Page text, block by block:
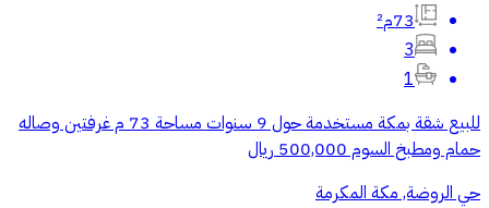
73م²
3
1
للبيع شقة بمكة مستخدمة حول 9 سنوات مساحة 73 م غرفتين وصاله
حمام ومطبخ السوم 500,000 ريال
حي الروضة, مكة المكرمة